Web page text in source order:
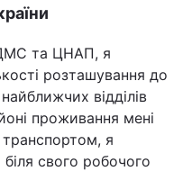
та ЦНАП, я
розташування до
відділів
проживання мені
я
свого робочого